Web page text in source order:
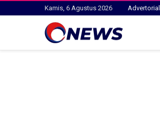
Kamis, 6 Agustus 2026 Advertorial